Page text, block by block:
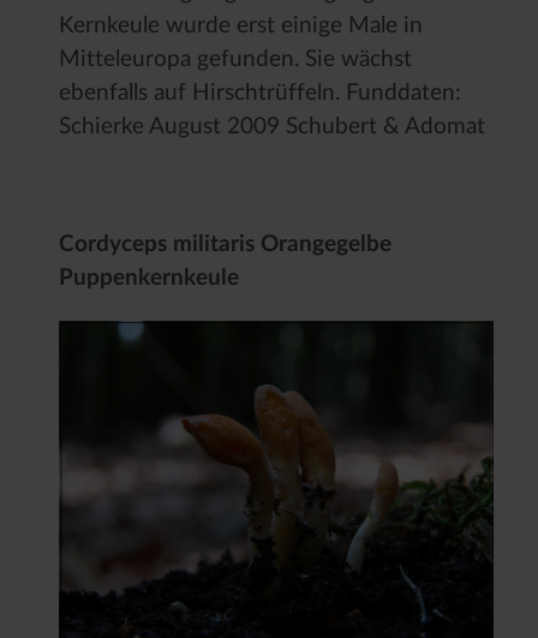
Kernkeule wurde erst einige Male in
Mitteleuropa gefunden. Sie wächst
ebenfalls auf Hirschtrüffeln. Funddaten:
Schierke August 2009 Schubert & Adomat
Cordyceps militaris Orangegelbe
Puppenkernkeule